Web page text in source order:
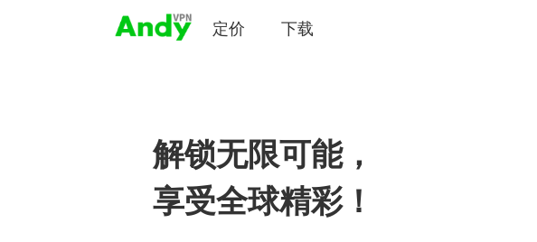
定价 下载
解锁无限可能，
享受全球精彩！